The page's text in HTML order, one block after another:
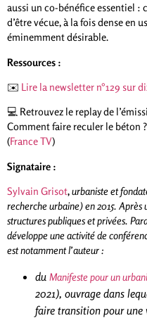
aussi un co-bénéfice essentiel :
d’être vécue, à la fois dense en
éminemment désirable.
Ressources :
✉️ Lire la newsletter n°129 sur
💻 Retrouvez le replay de
Comment faire reculer le béton
(France TV)
Signataire :
Sylvain Grisot,urbaniste et
recherche urbaine) en 2015. Après
structures publiques et privées.
développe une activité de
est notamment l’auteur :
du Manifeste pour un
2021), ouvrage dans
faire transition pour